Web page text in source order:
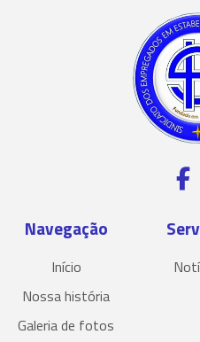
Navegação
Início
Nossa história
Galeria de fotos